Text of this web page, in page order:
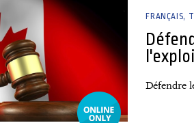
FRANÇAIS
Défendre